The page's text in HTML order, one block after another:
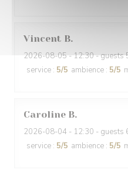
Vincent B
2026-08-05- 12:30 - guests
service : 5/5 ambience : 5/5
Caroline B
2026-08-04 - 12:30 - guests
service : 5/5 ambience : 5/5